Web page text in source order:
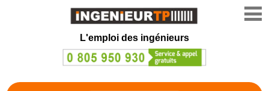
L'emploi des ingénieurs